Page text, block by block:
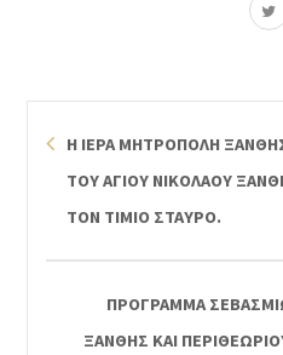
Η ΙΕΡΑ ΜΗΤΡΟΠΟΛΗ
ΤΟΥ ΑΓΙΟΥ ΝΙΚΟΛΑΟΥ
ΤΟΝ ΤΙΜΙΟ ΣΤΑΥΡΟ.
ΠΡΟΓΡΑΜΜΑ
ΞΑΝΘΗΣ ΚΑΙ